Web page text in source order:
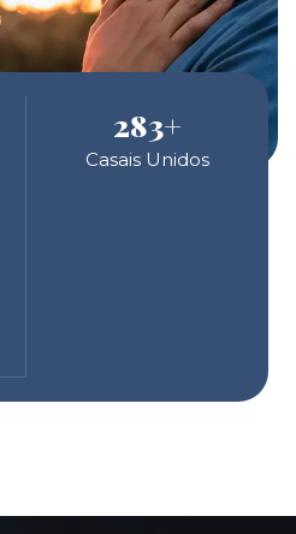
283+
Casais Unidos